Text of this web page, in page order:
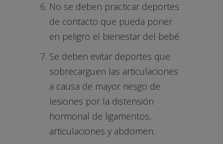
No se deben practicar deportes
de contacto que pueda poner
en peligro el bienestar del bebé.
Se deben evitar deportes que
sobrecarguen las articulaciones
a causa de mayor riesgo de
lesiones por la distensión
hormonal de ligamentos,
articulaciones y abdomen.